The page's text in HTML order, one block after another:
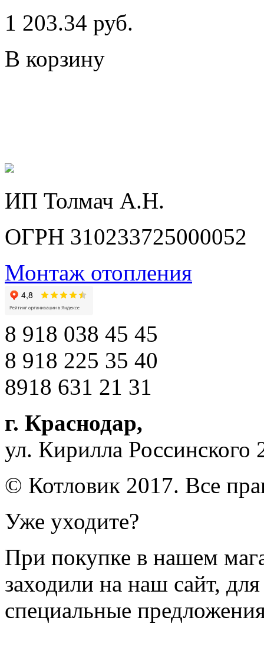
1 203.34 руб.
В корзину
ИП Толмач А.Н.
ОГРН 310233725000052
Монтаж отопления
8 918 038 45 45
8 918 225 35 40
8918 631 21 31
г. Краснодар,
ул. Кирилла Россинского
© Котловик 2017. Все
Уже уходите?
При покупке в нашем
заходили на наш сайт,
специальные